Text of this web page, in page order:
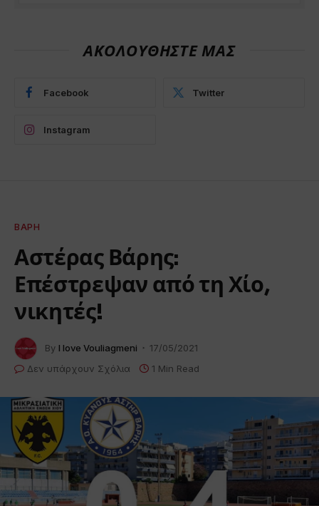
ΑΚΟΛΟΥΘΗΣΤΕ ΜΑΣ
Facebook Twitter
Instagram
ΒΆΡΗ
Αστέρας Βάρης:
Επέστρεψαν από τη Χίο,
νικητές!
By I love Vouliagmeni
17/05/2021
Δεν υπάρχουν Σχόλια
1 Min Read